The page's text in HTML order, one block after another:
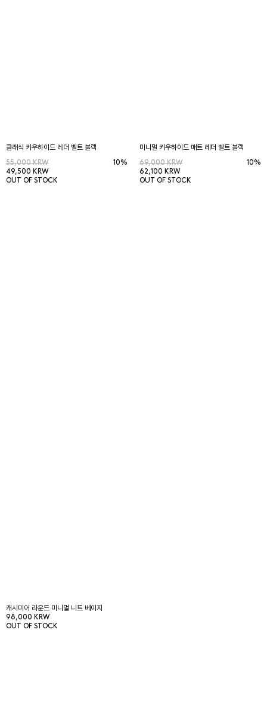
클래식 카우하이드 레더 벨트 블랙
55,000 KRW
49,500 KRW
10%
OUT OF STOCK
미니멀 카우하이드 매트 레더 벨트 블랙
69,000 KRW
62,100 KRW
10%
OUT OF STOCK
캐시미어 라운드 미니멀 니트 베이지
98,000 KRW
OUT OF STOCK